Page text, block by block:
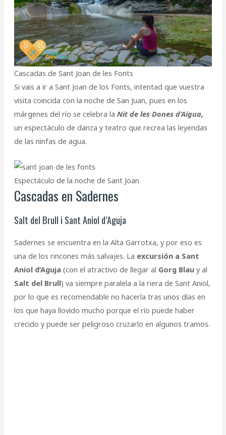
Cascadas de Sant Joan de les Fonts
Si vais a ir a Sant Joan de los Fonts, intentad que vuestra
visita coincida con la noche de San Juan, pues en los
márgenes del río se celebra la Nit de les Dones d’Aigua,
un espectáculo de danza y teatro que recrea las leyendas
de las ninfas de agua.
Espectáculo de la noche de Sant Joan
Cascadas en Sadernes
Salt del Brull i Sant Aniol d’Aguja
Sadernes se encuentra en la Alta Garrotxa, y por eso es
una de los rincones más salvajes. La excursión a Sant
Aniol d’Aguja (con el atractivo de llegar al Gorg Blauy al
Salt del Brull) va siempre paralela a la riera de Sant Aniol,
por lo que es recomendable no hacerla tras unos días en
los que haya llovido mucho porque el río puede haber
crecido y puede ser peligroso cruzarlo en algunos tramos.